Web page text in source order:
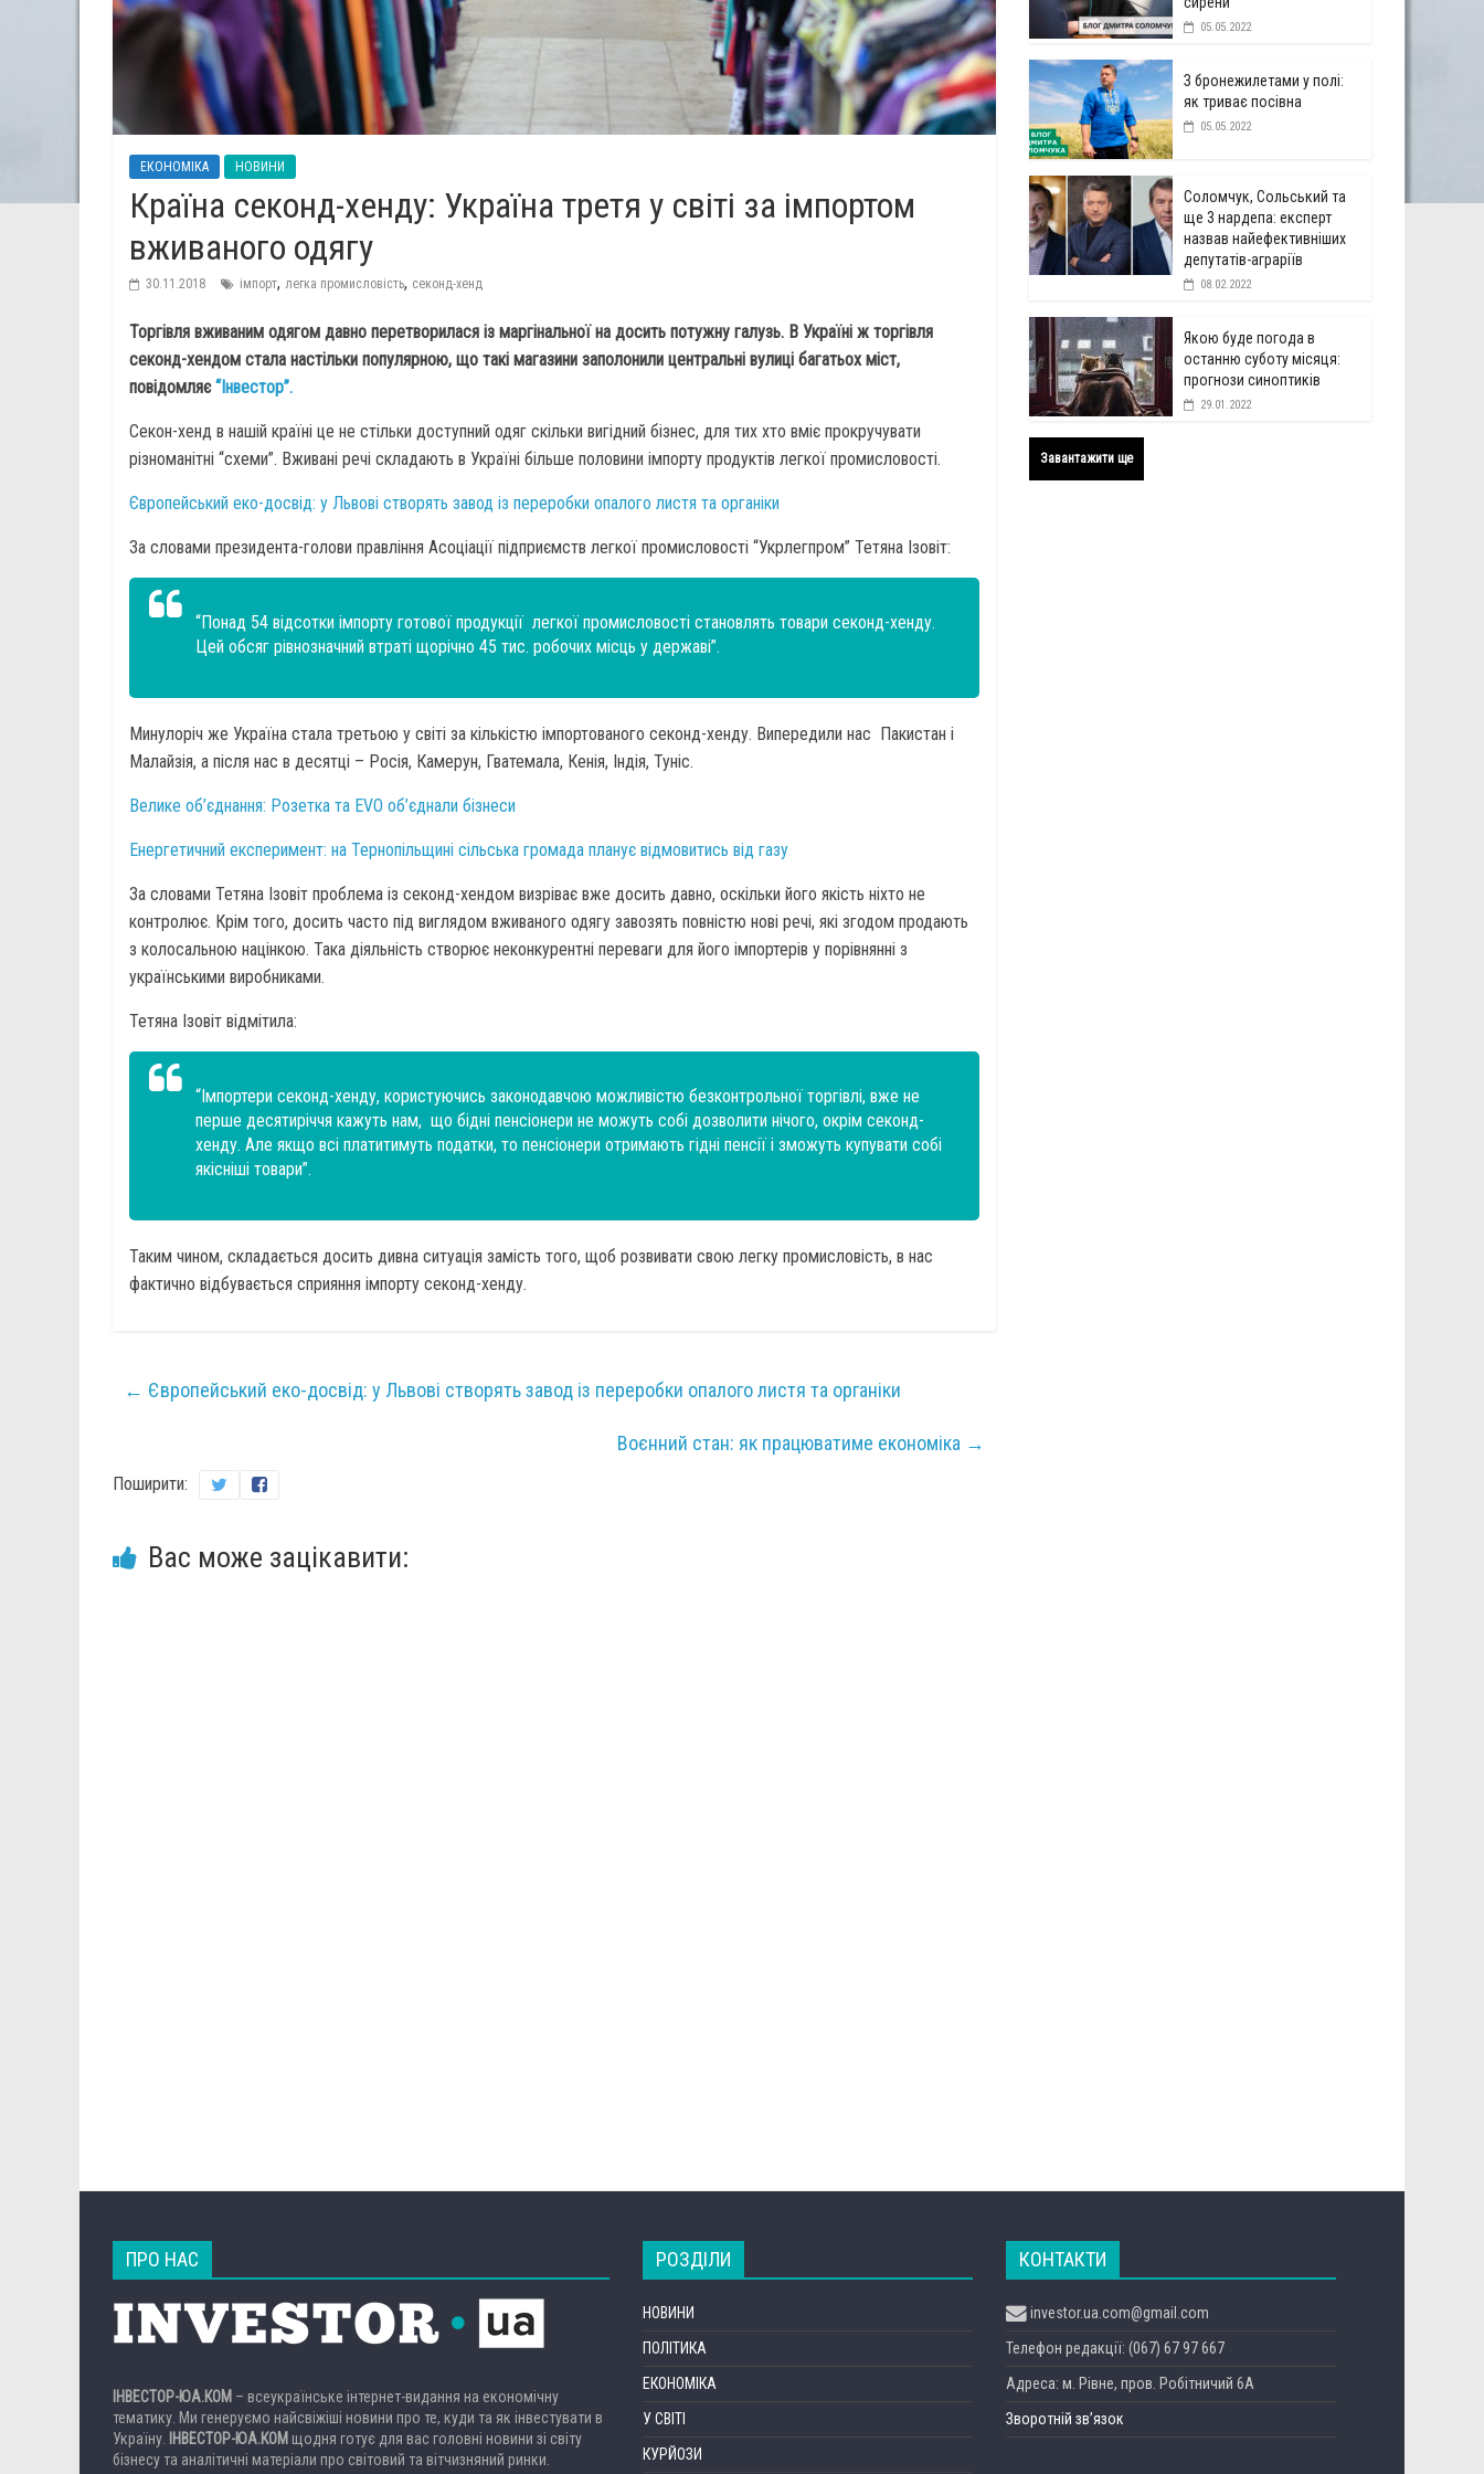
ЕКОНОМІКА НОВИНИ
Країна секонд-хенду: Україна третя у світі за імпортом
вживаного одягу
30.11.2018 імпорт, легка промисловість, секонд-хенд
Торгівля вживаним одягом давно перетворилася із маргінальної на досить потужну галузь. В Україні ж торгівля
секонд-хендом стала настільки популярною, що такі магазини заполонили центральні вулиці багатьох міст,
повідомляє“Інвестор”.
Секон-хенд в нашій країні це не стільки доступний одяг скільки вигідний бізнес, для тих хто вміє прокручувати
різноманітні “схеми”. Вживані речі складають в Україні більше половини імпорту продуктів легкої промисловості.
Європейський еко-досвід: у Львові створять завод із переробки опалого листя та органіки
За словами президента-голови правління Асоціації підприємств легкої промисловості “Укрлегпром” Тетяна Ізовіт:
“Понад 54 відсотки імпорту готової продукції легкої промисловості становлять товари секонд-хенду.
Цей обсяг рівнозначний втраті щорічно 45 тис. робочих місць у державі”.
Минулоріч же Україна стала третьою у світі за кількістю імпортованого секонд-хенду. Випередили нас Пакистан і
Малайзія, а після нас в десятці – Росія, Камерун, Гватемала, Кенія, Індія, Туніс.
Велике об’єднання: Розетка та EVO об’єднали бізнеси
Енергетичний експеримент: на Тернопільщині сільська громада планує відмовитись від газу
За словами Тетяна Ізовіт проблема із секонд-хендом визріває вже досить давно, оскільки його якість ніхто не
контролює. Крім того, досить часто під виглядом вживаного одягу завозять повністю нові речі, які згодом продають
з колосальною націнкою. Така діяльність створює неконкурентні переваги для його імпортерів у порівнянні з
українськими виробниками.
Тетяна Ізовіт відмітила:
“Імпортери секонд-хенду, користуючись законодавчою можливістю безконтрольної торгівлі, вже не
перше десятиріччя кажуть нам, що бідні пенсіонери не можуть собі дозволити нічого, окрім секонд-
хенду. Але якщо всі платитимуть податки, то пенсіонери отримають гідні пенсії і зможуть купувати собі
якісніші товари”.
Таким чином, складається досить дивна ситуація замість того, щоб розвивати свою легку промисловість, в нас
фактично відбувається сприяння імпорту секонд-хенду.
← Європейський еко-досвід: у Львові створять завод із переробки опалого листя та органіки
Воєнний стан: як працюватиме економіка →
Поширити:
Вас може зацікавити:
05.05.2022
З бронежилетами у полі:
як триває посівна
05.05.2022
Соломчук, Сольський та
ще 3 нардепа: експерт
назвав найефективніших
депутатів-аграріїв
08.02.2022
Якою буде погода в
останню суботу місяця:
прогнози синоптиків
29.01.2022
Завантажити ще
ПРО НАС
ІНВЕСТОР-ЮА.КОМ – всеукраїнське інтернет-видання на економічну
тематику. Ми генеруємо найсвіжіші новини про те, куди та як інвестувати в
Україну. ІНВЕСТОР-ЮА.КОМ щодня готує для вас головні новини зі світу
бізнесу та аналітичні матеріали про світовий та вітчизняний ринки.
РОЗДІЛИ
НОВИНИ
ПОЛІТИКА
ЕКОНОМІКА
У СВІТІ
КУРЙОЗИ
КОНТАКТИ
investor.ua.com@gmail.com
Телефон редакції: (067) 67 97 667
Адреса: м. Рівне, пров. Робітничий 6А
Зворотній зв’язок